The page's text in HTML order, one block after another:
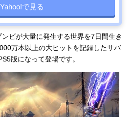
Yahoo!で見る
ビが大量に発生する世界を7日間生き
万本以上の大ヒットを記録したサバ
版になって登場です。